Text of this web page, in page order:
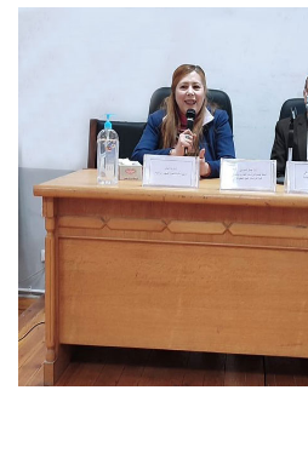
تواصل معنا
الطلاب
هيئة التدريس
الدراسات العليا